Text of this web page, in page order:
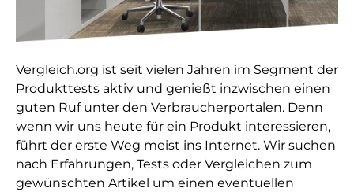
Vergleich.org ist seit vielen Jahren im Segment der
Produkttests aktiv und genießt inzwischen einen
guten Ruf unter den Verbraucherportalen. Denn
wenn wir uns heute für ein Produkt interessieren,
führt der erste Weg meist ins Internet. Wir suchen
nach Erfahrungen, Tests oder Vergleichen zum
gewünschten Artikel um einen eventuellen